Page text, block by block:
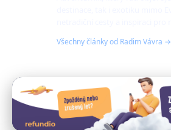
Všechny články od Radim Vávra →